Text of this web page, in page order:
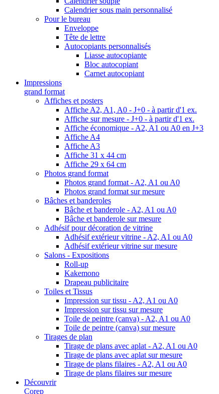
Calendrier sous main personnalisé
Pour le bureau
Enveloppe
Tête de lettre
Autocopiants personnalisés
Liasse autocopiante
Bloc autocopiant
Carnet autocopiant
Impressions
grand format
Affiches et posters
Affiche A2, A1, A0 - J+0 - à partir d'1 ex.
Affiche sur mesure - J+0 - à partir d'1 ex.
Affiche économique - A2, A1 ou A0 en J+3
Affiche A4
Affiche A3
Affiche 31 x 44 cm
Affiche 29 x 64 cm
Photos grand format
Photos grand format - A2, A1 ou A0
Photos grand format sur mesure
Bâches et banderoles
Bâche et banderole - A2, A1 ou A0
Bâche et banderole sur mesure
Adhésif pour décoration de vitrine
Adhésif extérieur vitrine - A2, A1 ou A0
Adhésif extérieur vitrine sur mesure
Salons - Expositions
Roll-up
Kakemono
Drapeau publicitaire
Toiles et Tissus
Impression sur tissu - A2, A1 ou A0
Impression sur tissu sur mesure
Toile de peintre (canva) - A2, A1 ou A0
Toile de peintre (canva) sur mesure
Tirages de plan
Tirage de plans avec aplat - A2, A1 ou A0
Tirage de plans avec aplat sur mesure
Tirage de plans filaires - A2, A1 ou A0
Tirage de plans filaires sur mesure
Découvrir
Corep